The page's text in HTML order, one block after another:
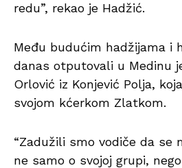
redu”, rekao je Hadžić.
Među budućim hadžijama i
danas otputovali u Medinu
Orlović iz Konjević Polja,
svojom kćerkom Zlatkom.
“Zadužili smo vodiče da se
ne samo o svojoj grupi,